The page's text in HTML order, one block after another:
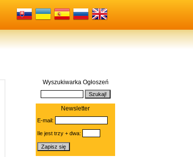
Wyszukiwarka Ogłoszeń
Newsletter
E-mail:
Ile jest trzy + dwa: